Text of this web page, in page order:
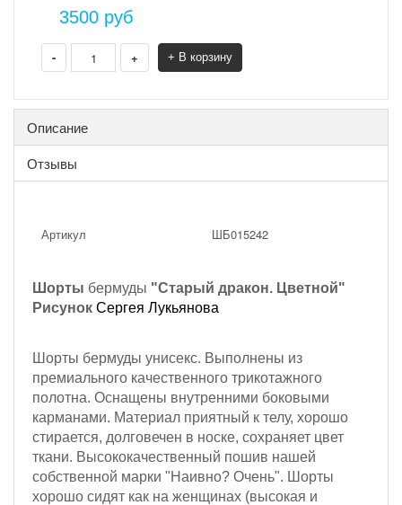
3500 руб
- + + В корзину
Описание
Отзывы
Артикул ШБ015242
Шорты бермуды "Старый дракон. Цветной"
Рисунок Сергея Лукьянова
Шорты бермуды унисекс. Выполнены из
премиального качественного трикотажного
полотна. Оснащены внутренними боковыми
карманами. Материал приятный к телу, хорошо
стирается, долговечен в носке, сохраняет цвет
ткани. Высококачественный пошив нашей
собственной марки "Наивно? Очень". Шорты
хорошо сидят как на женщинах (высокая и